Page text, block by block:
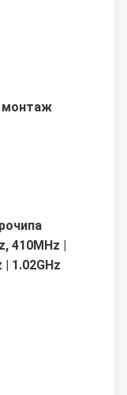
монтаж
410MHz |
| 1.02GHz